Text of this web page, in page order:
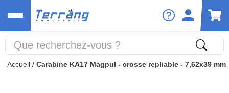
Accueil / Carabine KA17 Magpul - crosse repliable - 7,62x39 mm